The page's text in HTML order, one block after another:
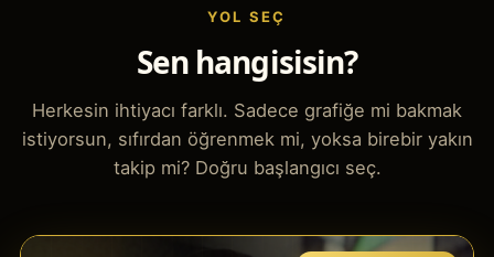
YouTube
Telegram'da Paylaşılan BTC Detaylı Analizi
YouTube
Nasdaq ve Borsa
YOL SEÇ
Sen hangisisin?
Herkesin ihtiyacı farklı. Sadece grafiğe mi bakmak
istiyorsun, sıfırdan öğrenmek mi, yoksa birebir yakın
takip mi? Doğru başlangıcı seç.